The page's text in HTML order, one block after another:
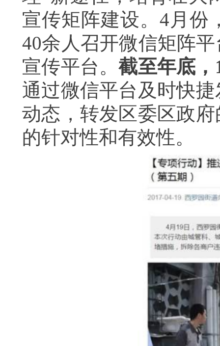
宣传矩阵建设。4月份
40余人召开微信矩阵
宣传平台。截至年底
通过微信平台及时快
动态，转发区委区政
的针对性和有效性。